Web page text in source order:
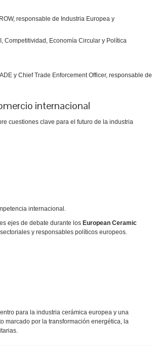
responsable de Industria Europea y
Competitividad, Economía Circular y Política
y Chief Trade Enforcement Officer, responsable de
internacional
cuestiones clave para el futuro de la industria
internacional.
ejes de debate durante los European Ceramic
y responsables políticos europeos.
para la industria cerámica europea y una
marcado por la transformación energética, la